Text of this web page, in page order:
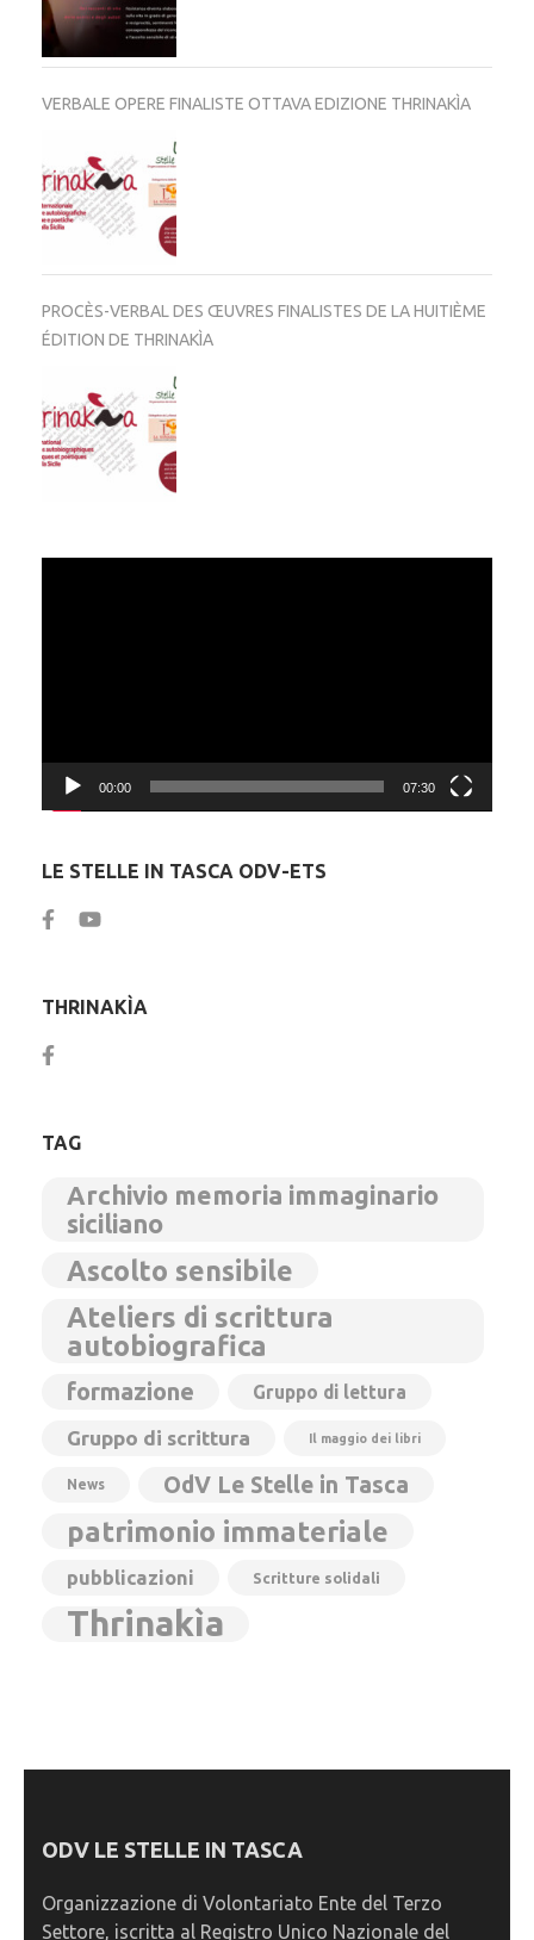
VERBALE OPERE FINALISTE OTTAVA EDIZIONE THRINAKÌA
PROCÈS-VERBAL DES ŒUVRES FINALISTES DE LA HUITIÈME
ÉDITION DE THRINAKÌA
00:00 07:30
LE STELLE IN TASCA ODV-ETS
THRINAKÌA
TAG
Archivio memoria immaginario
siciliano
Ascolto sensibile
Ateliers di scrittura
autobiografica
formazione Gruppo di lettura
Gruppo di scrittura Il maggio dei libri
News OdV Le Stelle in Tasca
patrimonio immateriale
pubblicazioni Scritture solidali
Thrinakìa
ODV LE STELLE IN TASCA
Organizzazione di Volontariato Ente del Terzo
Settore, iscritta al Registro Unico Nazionale del